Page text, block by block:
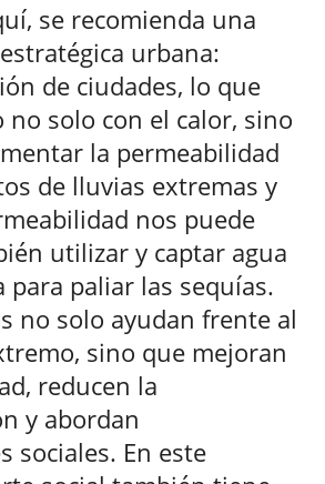
se recomienda una
urbana:
de ciudades, lo que
no solo con el calor, sino
la permeabilidad
de lluvias extremas y
nos puede
utilizar y captar agua
para paliar las sequías.
no solo ayudan frente al
sino que mejoran
reducen la
y abordan
sociales. En este